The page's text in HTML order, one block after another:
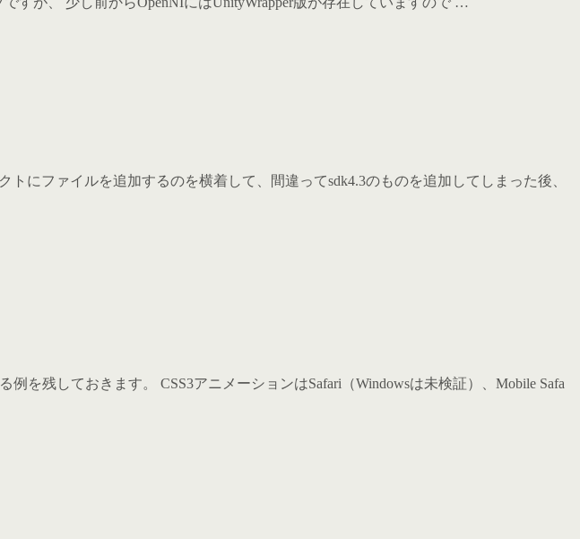
にファイルを追加するのを横着して、間違ってsdk4.3のものを追加してしまった後、
を残しておきます。 CSS3アニメーションはSafari（Windowsは未検証）、Mobile Safa